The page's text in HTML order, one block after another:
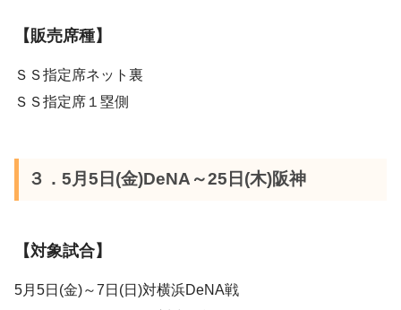
【販売席種】
ＳＳ指定席ネット裏
ＳＳ指定席１塁側
３．5月5日(金)DeNA～25日(木)阪神
【対象試合】
5月5日(金)～7日(日)対横浜DeNA戦